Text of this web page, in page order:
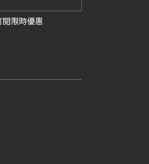
閱限時優惠